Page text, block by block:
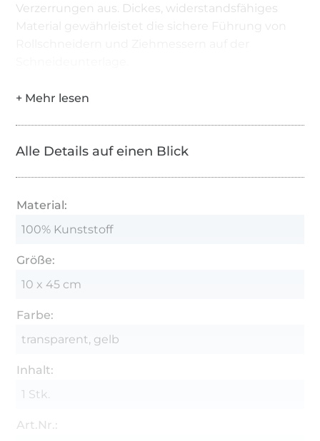
Verzerrungen aus. Dickes, widerstandsfähiges
Material gewährleistet die sichere Führung von
Alle Details auf einen Blick
Material:
100% Kunststoff
Größe:
10 x 45 cm
Farbe:
transparent, gelb
Inhalt:
1 Stk.
Art.Nr.: